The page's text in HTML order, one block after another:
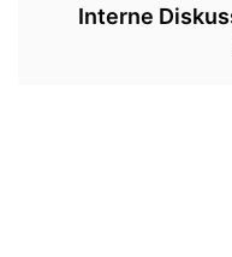
Interne